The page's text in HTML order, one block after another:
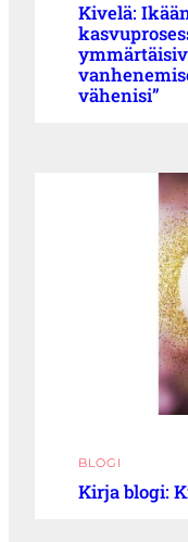
Kivelä:
vähenisi”
BLOGI
Kirja blogi: